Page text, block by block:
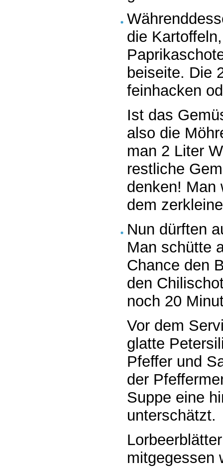
die
beiseite. Die
feinhacken
Ist das
also die
man 2 Liter
restliche
denken! Man
dem
Nun dürften
Man schütte
Chance den
den
noch 20
Vor dem
glatte
Pfeffer und
der
Suppe eine
unterschätzt.
mitgegessen